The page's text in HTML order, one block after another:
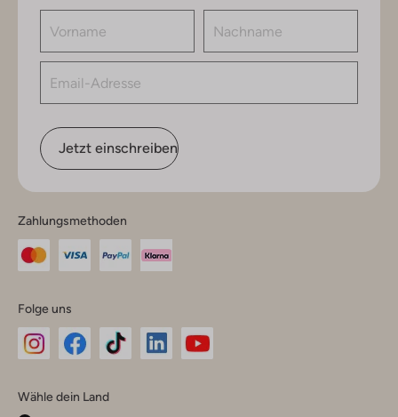
Jetzt einschreiben
Zahlungsmethoden
Folge uns
Instagram
Facebook
TikTok
Wähle dein Land